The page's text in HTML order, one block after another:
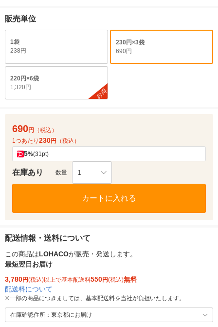
販売単位
1袋
238円
230円×3袋
690円
220円×6袋
1,320円
お得
690円
（税込）
1つあたり 230円 （税込）
5%(31pt)
在庫あり 数量 1
カートに入れる
配送情報・送料について
この商品はLOHACOが販売・発送します。
最短翌日お届け
3,780円(税込)以上で基本配送料550円(税込)無料
配送料について
※一部の商品につきましては、基本配送料を当社が負担いたします。
在庫確認住所：東京都にお届け